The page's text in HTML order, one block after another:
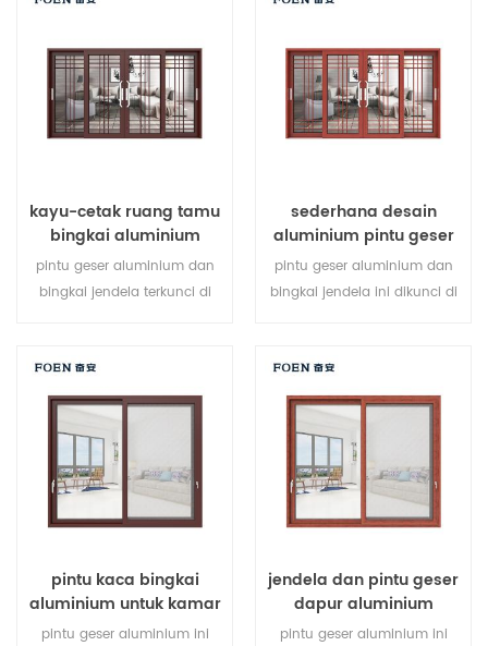
memenuhi berbagai
kebutuhan arsitektur.
memenuhi berbagai
kebutuhan arsitektur.
kayu-cetak ruang tamu
bingkai aluminium
sistem jendela geser
pintu geser aluminium dan
bingkai jendela terkunci di
anti-pencurian sangat baik.
berbagai jenis pintu untuk
kebutuhan arsitektur.
sederhana desain
aluminium pintu geser
cetak kayu kamar tidur
pintu geser aluminium dan
bingkai jendela ini dikunci di
keselamatan sangat baik.
berbagai jenis pintu untuk
kebutuhan arsitektur.
pintu kaca bingkai
aluminium untuk kamar
mandi internal
pintu geser aluminium ini
jendela dan pintu geser
dapur aluminium
pintu geser aluminium ini